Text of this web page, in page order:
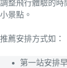
調整飛行體驗的時
小景點。
推薦安排方式如：
第一站安排